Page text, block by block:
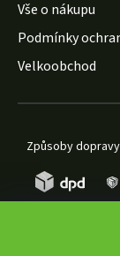
Vše o nákupu
Podmínky
Velkoobchod
Způsoby